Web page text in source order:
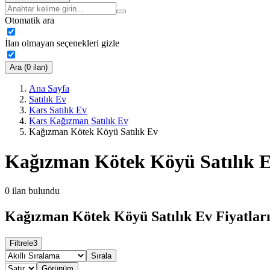
Otomatik ara
İlan olmayan seçenekleri gizle
Ara (0 ilan)
Ana Sayfa
Satılık Ev
Kars Satılık Ev
Kars Kağızman Satılık Ev
Kağızman Kötek Köyü Satılık Ev
Kağızman Kötek Köyü Satılık
0 ilan bulundu
Kağızman Kötek Köyü Satılık Ev Fiyatları
Filtrele3
Sırala